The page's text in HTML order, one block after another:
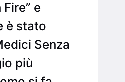
e
è stato
Senza
più